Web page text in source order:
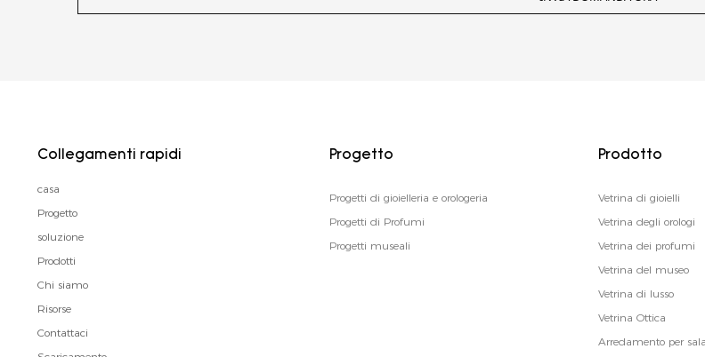
Collegamenti rapidi
casa
Progetto
soluzione
Prodotti
Chi siamo
Risorse
Contattaci
Progetto
Progetti di gioielleria e orologeria
Progetti di Profumi
Progetti museali
Prodotto
Vetrina di gioielli
Vetrina degli orologi
Vetrina dei profumi
Vetrina del museo
Vetrina di lusso
Vetrina Ottica
Arredamento per